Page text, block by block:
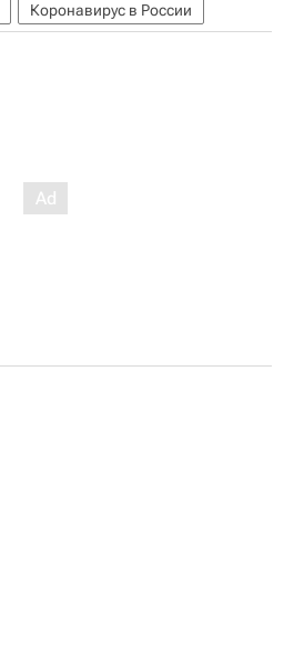
Коронавирус в России